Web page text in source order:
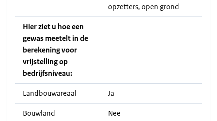
opzetters, open grond
Hier ziet u hoe een
gewas meetelt in de
berekening voor
vrijstelling op
bedrijfsniveau:
Landbouwareaal Ja
Bouwland Nee